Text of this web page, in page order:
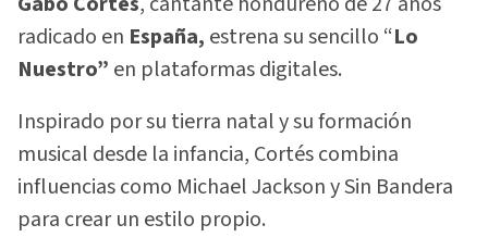
radicado en España, estrena su sencillo “Lo
Nuestro” en plataformas digitales.
Inspirado por su tierra natal y su formación
musical desde la infancia, Cortés combina
influencias como Michael Jackson y Sin Bandera
para crear un estilo propio.